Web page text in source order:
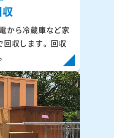
から冷蔵庫など家
回収します。回収